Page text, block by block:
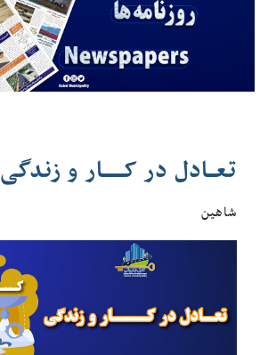
تعــادل در کــــــار و زندگی
شاهین